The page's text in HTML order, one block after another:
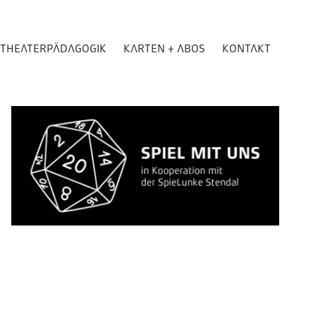
THEATERPÄDAGOGIK KARTEN + ABOS KONTAKT